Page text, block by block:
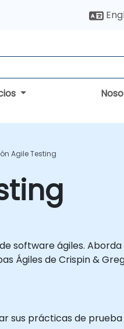
Agile Testing
software ágiles.
Ágiles de Crispin &
sus prácticas de